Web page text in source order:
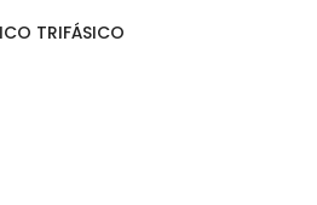
TRIFÁSICO